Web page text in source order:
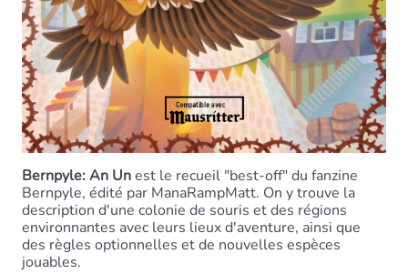
Bernpyle: An Unest le recueil "best-off" du fanzine
Bernpyle, édité par ManaRampMatt. On y trouve la
description d'une colonie de souris et des régions
environnantes avec leurs lieux d'aventure, ainsi que
des règles optionnelles et de nouvelles espèces
jouables.